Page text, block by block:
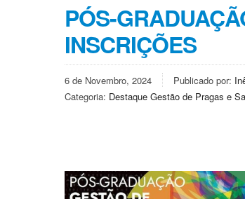
PÓS-
INSCRIÇÕES
6 de Novembro, 2024 Publicado por:
Categoria: Destaque Gestão de Pragas e